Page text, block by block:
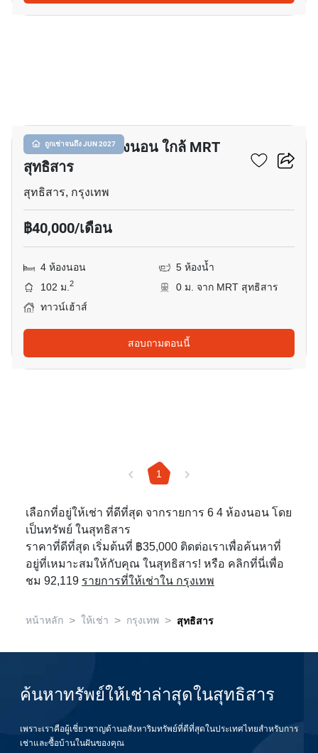
ถูกเช่าจนถึง JUN 2027
ทาวน์เฮ้าส์ 4-ห้องนอน ใกล้ MRT
สุทธิสาร
สุทธิสาร, กรุงเทพ
฿40,000/เดือน
4 ห้องนอน
5 ห้องน้ำ
102 ม.2
0 ม. จาก MRT สุทธิสาร
ทาวน์เฮ้าส์
สอบถามตอนนี้
1
เลือกที่อยู่ให้เช่า ที่ดีที่สุด จากรายการ 6 4 ห้องนอน โดย
เป็นทรัพย์ ในสุทธิสาร
ราคาที่ดีที่สุด เริ่มต้นที่ ฿35,000 ติดต่อเราเพื่อค้นหาที่
อยู่ที่เหมาะสมให้กับคุณ ในสุทธิสาร! หรือ คลิกที่นี่เพื่อ
ชม 92,119 รายการที่ให้เช่าใน กรุงเทพ
หน้าหลัก > ให้เช่า > กรุงเทพ > สุทธิสาร
ค้นหาทรัพย์ให้เช่าล่าสุดในสุทธิสาร
เพราะเราคือผู้เชี่ยวชาญด้านอสังหาริมทรัพย์ที่ดีที่สุดในประเทศไทยสำหรับการ
เช่าและซื้อบ้านในฝันของคุณ